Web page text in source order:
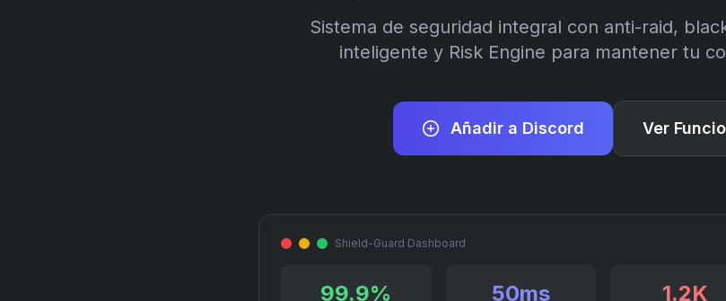
Sistema de seguridad integral con anti-raid,
inteligente y Risk Engine para mantener tu
Añadir a Discord Ver
Shield-Guard Dashboard
99.9% 50ms 1.2K